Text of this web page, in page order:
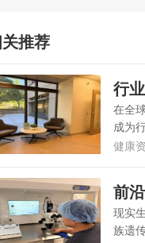
推荐
行
析
在全
成为
健康
前
势
现实
族遗